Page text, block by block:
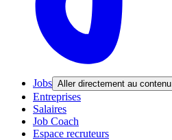
Jobs Aller directement au contenu
Entreprises
Salaires
Job Coach
Espace recruteurs